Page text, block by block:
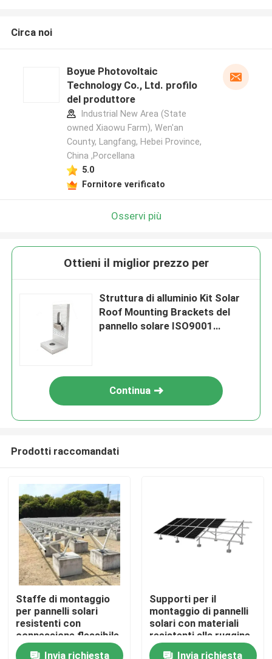
Casa
Prodotti
Video
Circa noi
Boyue Photovoltaic
Technology Co., Ltd. profilo
del produttore
Industrial New Area (State
owned Xiaowu Farm), Wen'an
County, Langfang, Hebei Province,
China ,Porcellana
5.0
Fornitore verificato
Osservi più
Ottieni il miglior prezzo per
Struttura di alluminio Kit Solar
Roof Mounting Brackets del
pannello solare ISO9001
Continua
Prodotti raccomandati
Staffe di montaggio
per pannelli solari
resistenti con
connessione flessibile
per installazioni su
Invia richiesta
Supporti per il
montaggio di pannelli
solari con materiali
resistenti alla ruggine
e servizi di
Invia richiesta